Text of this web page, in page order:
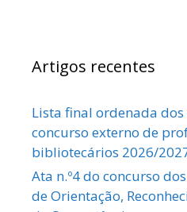
Artigos recentes
Lista final ordenada
concurso externo de
bibliotecários 2026/
Ata n.º4 do concurso
de Orientação,